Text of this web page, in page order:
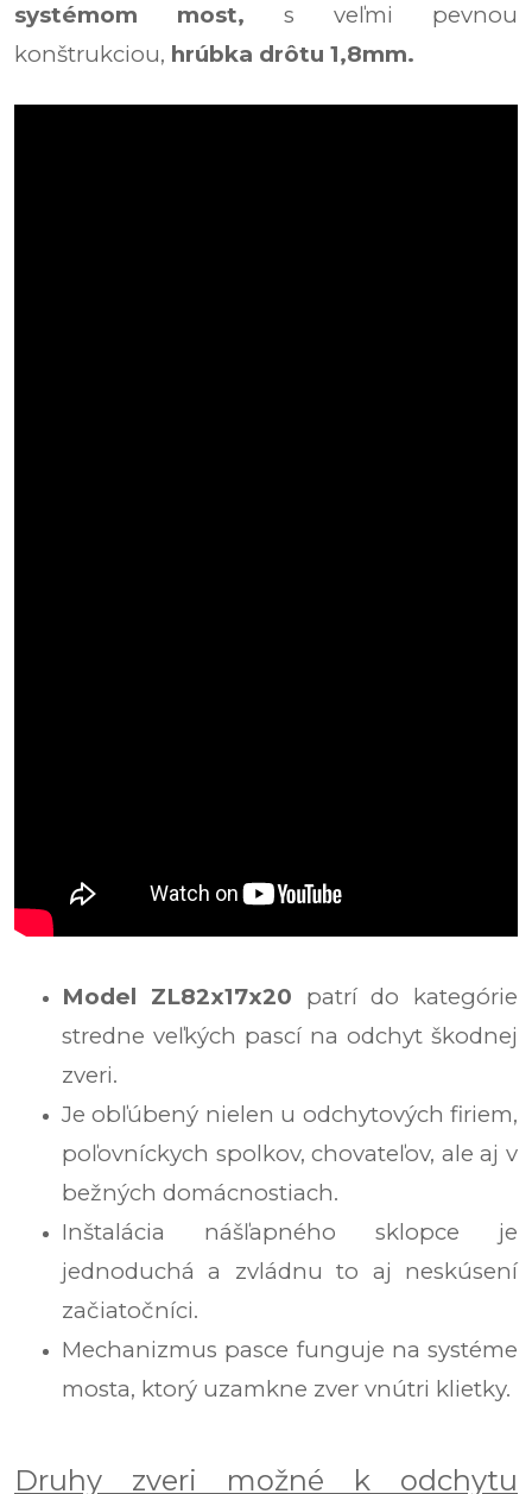
systémom most, s veľmi pevnou
konštrukciou, hrúbka drôtu 1,8mm.
Model ZL82x17x20 patrí do kategórie
stredne veľkých pascí na odchyt škodnej
zveri.
Je obľúbený nielen u odchytových firiem,
poľovníckych spolkov, chovateľov, ale aj v
bežných domácnostiach.
Inštalácia nášľapného sklopce je
jednoduchá a zvládnu to aj neskúsení
začiatočníci.
Mechanizmus pasce funguje na systéme
mosta, ktorý uzamkne zver vnútri klietky.
Druhy zveri možné k odchytu